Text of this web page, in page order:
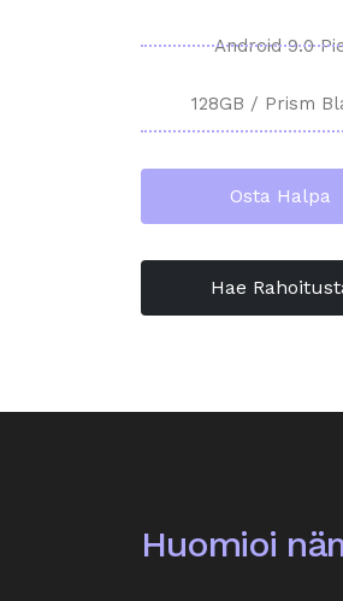
Android 9.0
128GB / Prism
Osta Halpa
Hae
Huomioi